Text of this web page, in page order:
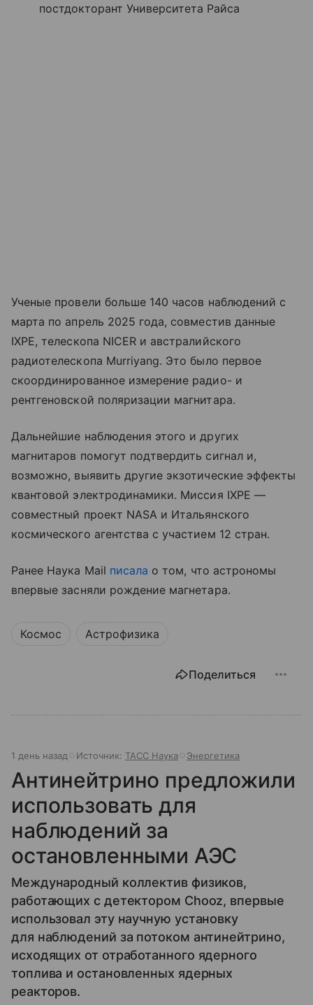
постдокторант Университета Райса
Ученые провели больше 140 часов наблюдений с
марта по апрель 2025 года, совместив данные
IXPE, телескопа NICER и австралийского
радиотелескопа Murriyang. Это было первое
скоординированное измерение радио- и
рентгеновской поляризации магнитара.
Дальнейшие наблюдения этого и других
магнитаров помогут подтвердить сигнал и,
возможно, выявить другие экзотические эффекты
квантовой электродинамики. Миссия IXPE —
совместный проект NASA и Итальянского
космического агентства с участием 12 стран.
Ранее Наука Mail писала о том, что астрономы
впервые засняли рождение магнетара.
Космос Астрофизика
Поделиться
1 день назад Источник: ТАСС Наука Энергетика
Антинейтрино предложили
использовать для
наблюдений за
остановленными АЭС
Международный коллектив физиков,
работающих с детектором Chooz, впервые
использовал эту научную установку
для наблюдений за потоком антинейтрино,
исходящих от отработанного ядерного
топлива и остановленных ядерных
реакторов.